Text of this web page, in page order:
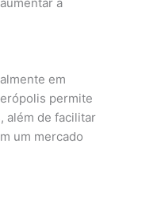
em
permite
além de facilitar
um mercado